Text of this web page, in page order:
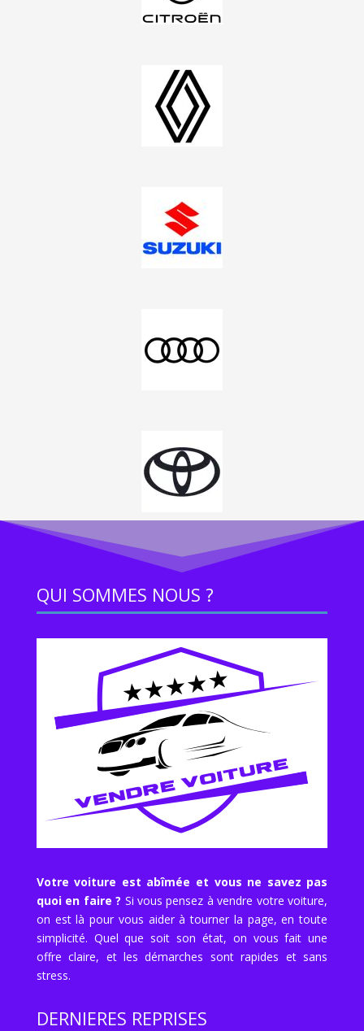
QUI SOMMES NOUS ?
Votre voiture est abîmée et vous ne savez pas
quoi en faire ? Si vous pensez à vendre votre voiture,
on est là pour vous aider à tourner la page, en toute
simplicité. Quel que soit son état, on vous fait une
offre claire, et les démarches sont rapides et sans
stress.
DERNIERES REPRISES